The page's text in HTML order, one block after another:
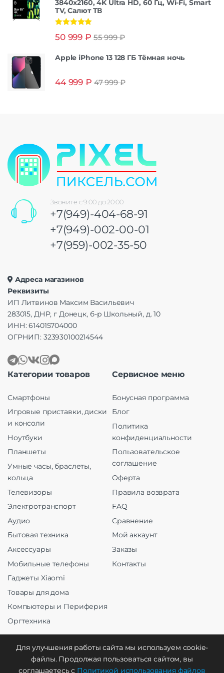
3840x2160, 4K Ultra HD, 60 Гц, Wi-Fi, Smart
TV, Салют ТВ
из 5
50 999 ₽ 55 999₽
Apple iPhone 13 128 ГБ Тёмная ночь
44 999 ₽ 47 999₽
Звоните с 9:00 до 20:00
+7(949)-404-68-91
+7(949)-002-00-01
+7(959)-002-35-50
Адреса магазинов
Реквизиты
ИП Литвинов Максим Васильевич
283015, ДНР, г Донецк, б-р Школьный, д. 10
ИНН: 614015704000
ОГРНИП: 323930100214544
Категории товаров
Смартфоны
Игровые приставки, диски
и консоли
Ноутбуки
Планшеты
Умные часы, браслеты,
кольца
Телевизоры
Электротранспорт
Аудио
Бытовая техника
Аксессуары
Мобильные телефоны
Гаджеты Xiaomi
Товары для дома
Компьютеры и Периферия
Оргтехника
Сервисное меню
Бонусная программа
Блог
Политика
конфиденциальности
Пользовательское
соглашение
Оферта
Правила возврата
FAQ
Сравнение
Мой аккаунт
Заказы
Контакты
Создание и продвижение
Для улучшения работы сайта мы используем cookie-
файлы. Продолжая пользоваться сайтом, вы
соглашаетесь с Политикой использования файлов